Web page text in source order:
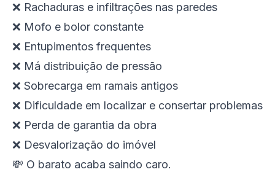
❌ Rachaduras e infiltrações nas paredes
❌ Mofo e bolor constante
❌ Entupimentos frequentes
❌ Má distribuição de pressão
❌ Sobrecarga em ramais antigos
❌ Dificuldade em localizar e consertar problemas
❌ Perda de garantia da obra
❌ Desvalorização do imóvel
💸 O barato acaba saindo caro.